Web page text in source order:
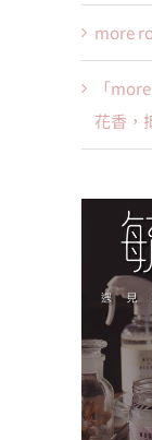
more
「
花香，